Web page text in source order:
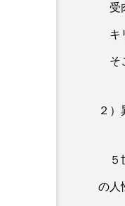
受
キ
そ
２）
５
の人